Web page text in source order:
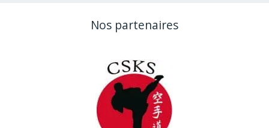
Nos partenaires